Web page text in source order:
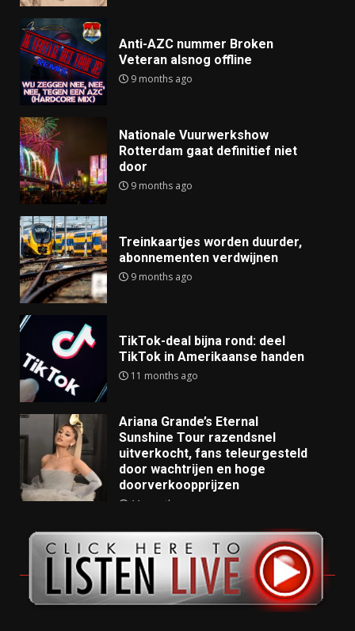
Anti-AZC nummer Broken
Veteran alsnog offline
9 months ago
Nationale Vuurwerkshow
Rotterdam gaat definitief niet
door
9 months ago
Treinkaartjes worden duurder,
abonnementen verdwijnen
9 months ago
TikTok-deal bijna rond: deel
TikTok in Amerikaanse handen
11 months ago
Ariana Grande’s Eternal
Sunshine Tour razendsnel
uitverkocht, fans teleurgesteld
door wachtrijen en hoge
doorverkoopprijzen
11 months ago